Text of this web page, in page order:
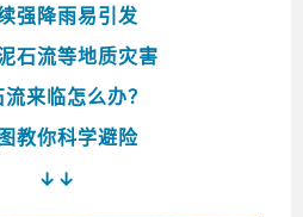
强降雨易引发
石流等地质灾害
来临怎么办？
教你科学避险
↓↓